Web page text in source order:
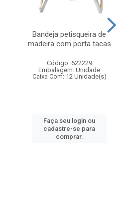
Bandeja petisqueira de
madeira com porta tacas
Código: 622229
Embalagem: Unidade
Caixa Com: 12 Unidade(s)
Faça seu login ou
cadastre-se para
comprar.